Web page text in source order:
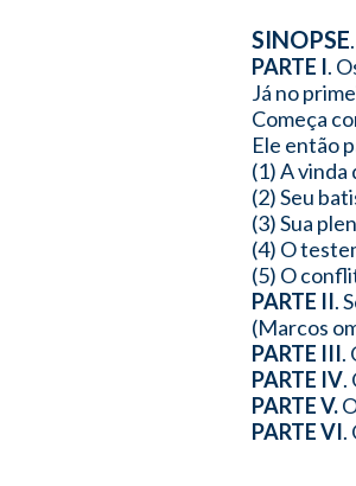
SINOPSE
PARTE I.
Já no
Começa
Ele então
(1) A vinda
(2) Seu
(3) Sua
(4) O
(5) O
PARTE II.
(Marcos
PARTE III.
PARTE IV.
PARTE V.
PARTE VI.